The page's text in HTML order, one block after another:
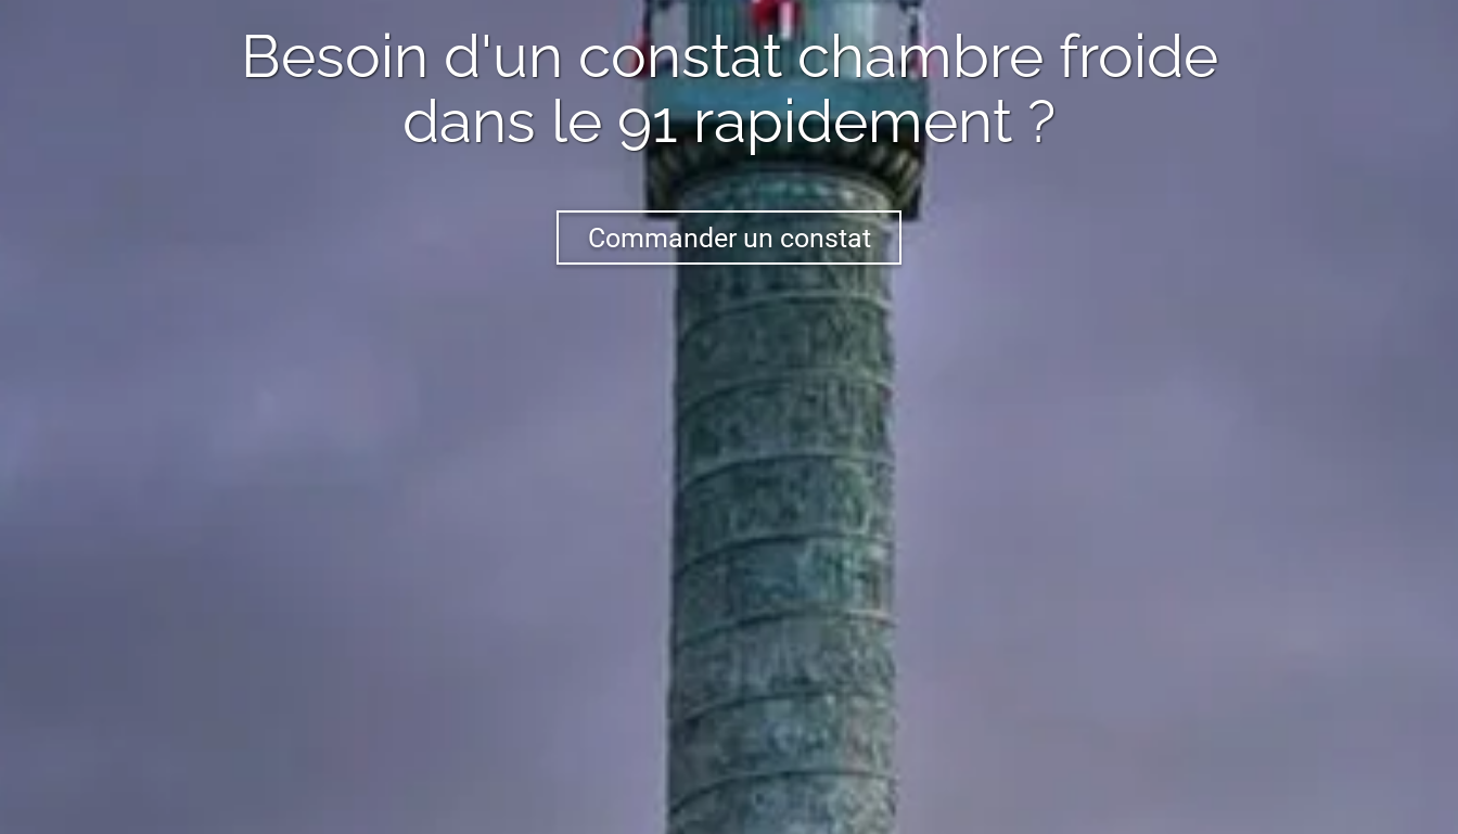
Besoin d'un constat chambre froide
dans le 91rapidement ?
Commander un constat